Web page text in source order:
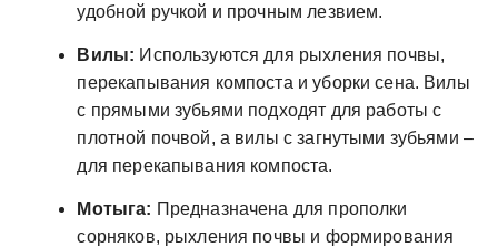
удобной ручкой и прочным лезвием.
Вилы: Используются для рыхления почвы,
перекапывания компоста и уборки сена. Вилы
с прямыми зубьями подходят для работы с
плотной почвой, а вилы с загнутыми зубьями –
для перекапывания компоста.
Мотыга: Предназначена для прополки
сорняков, рыхления почвы и формирования